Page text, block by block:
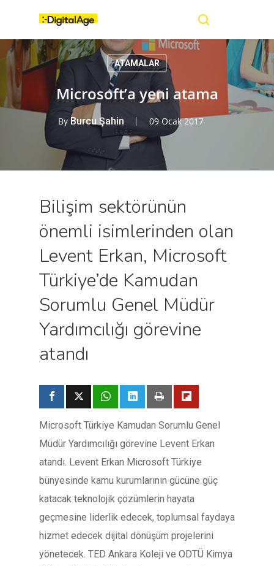
content
ATAMALAR
Microsoft’a yeni atama
By Burcu Şahin 09 Ocak 2017
Bilişim sektörünün
önemli isimlerinden olan
Levent Erkan, Microsoft
Türkiye’de Kamudan
Sorumlu Genel Müdür
Yardımcılığı görevine
atandı
Microsoft Türkiye Kamudan Sorumlu Genel
Müdür Yardımcılığı görevine Levent Erkan
atandı. Levent Erkan Microsoft Türkiye
bünyesinde kamu kurumlarının gücüne güç
katacak teknolojik çözümlerin hayata
geçmesine liderlik edecek, toplumsal faydaya
hizmet edecek dijital dönüşüm projelerini
yönetecek. TED Ankara Koleji ve ODTÜ Kimya